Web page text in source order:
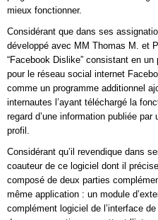
mieux fonctionner.
Considérant que dans ses
développé avec MM Thomas M. et
“Facebook Dislike” consistant en
pour le réseau social internet
comme un programme additionnel
internautes l’ayant téléchargé la
regard d’une information publiée
profil.
Considérant qu’il revendique dans
coauteur de ce logiciel dont il
composé de deux parties
même application : un module
complément logiciel de l’interface